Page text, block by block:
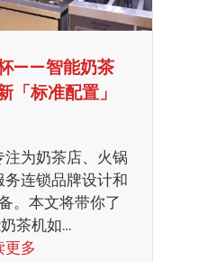
——智能奶茶
「标准配置」
为奶茶店、火锅
连锁品牌设计和
。本文将带你了
茶机如…
更多